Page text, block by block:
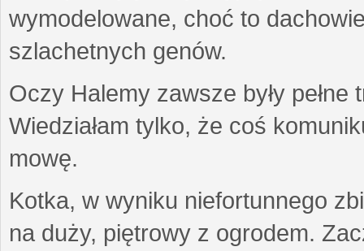
wymodelowane, choć to
szlachetnych genów.
Oczy Halemy zawsze były
Wiedziałam tylko, że coś
mowę.
Kotka, w wyniku niefortunnego
na duży, piętrowy z ogrodem.